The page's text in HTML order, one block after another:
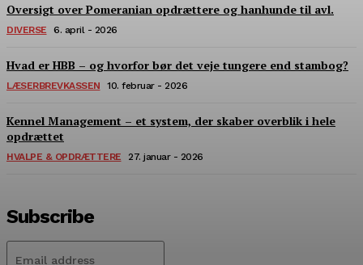
Oversigt over Pomeranian opdrættere og hanhunde til avl.
DIVERSE 6. april - 2026
Hvad er HBB – og hvorfor bør det veje tungere end stambog?
LÆSERBREVKASSEN 10. februar - 2026
Kennel Management – et system, der skaber overblik i hele
opdrættet
HVALPE & OPDRÆTTERE 27. januar - 2026
Subscribe